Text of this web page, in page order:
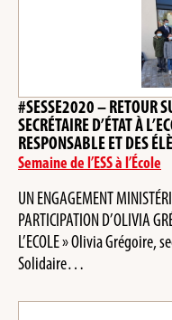
#SESSE2020 – RETOUR
SECRÉTAIRE D’ÉTAT À
RESPONSABLE ET DES
Semaine de l’ESS à l’École
UN ENGAGEMENT
PARTICIPATION D’OLIVIA
L’ECOLE » Olivia Grégoire,
Solidaire…